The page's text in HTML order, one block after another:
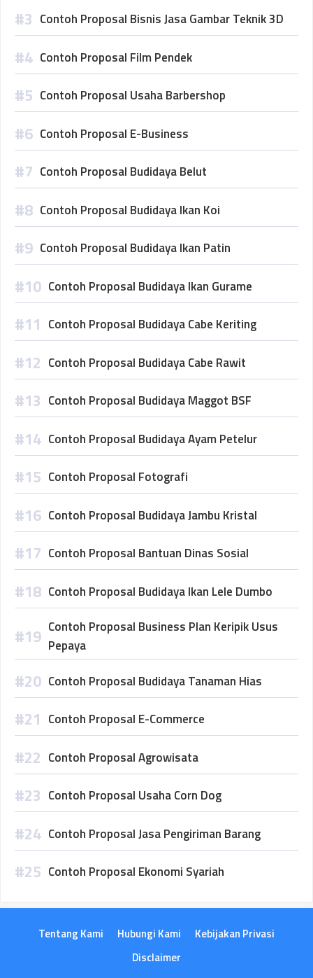
Contoh Proposal Bisnis Jasa Gambar Teknik 3D
Contoh Proposal Film Pendek
Contoh Proposal Usaha Barbershop
Contoh Proposal E-Business
Contoh Proposal Budidaya Belut
Contoh Proposal Budidaya Ikan Koi
Contoh Proposal Budidaya Ikan Patin
Contoh Proposal Budidaya Ikan Gurame
Contoh Proposal Budidaya Cabe Keriting
Contoh Proposal Budidaya Cabe Rawit
Contoh Proposal Budidaya Maggot BSF
Contoh Proposal Budidaya Ayam Petelur
Contoh Proposal Fotografi
Contoh Proposal Budidaya Jambu Kristal
Contoh Proposal Bantuan Dinas Sosial
Contoh Proposal Budidaya Ikan Lele Dumbo
Contoh Proposal Business Plan Keripik Usus
Pepaya
Contoh Proposal Budidaya Tanaman Hias
Contoh Proposal E-Commerce
Contoh Proposal Agrowisata
Contoh Proposal Usaha Corn Dog
Contoh Proposal Jasa Pengiriman Barang
Contoh Proposal Ekonomi Syariah
Tentang Kami Hubungi Kami
Kebijakan Privasi
Disclaimer